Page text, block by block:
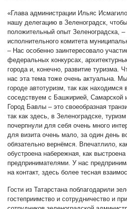
«Глава администрации Ильяс
нашу делегацию в Зеленоградск,
положительный опыт Зеленоградска, –
исполнительного комитета
– Нас особенно заинтересовало
федеральных конкурсах,
города и, конечно, развитие туризма.
нас эта тема тоже очень актуальна.
городе автотуризм, так как находимся
соседствуем с Башкирией, Самарской
Город Бавлы – это своеобразная
так как здесь, в Зеленоградске,
почерпнули для себя очень много
для визита очень мало, за один день
обязательно вернёмся. Впечатлило,
обустроена набережная, как выстроена
предпринимателями. У нас
на контакт, здесь более тесная
Гости из Татарстана поблагодарили
гостеприимство и сотрудничество и